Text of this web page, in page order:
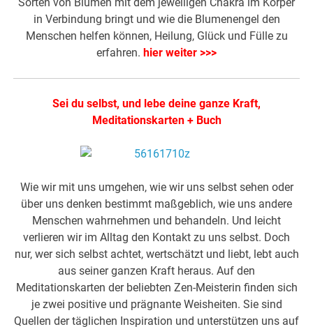
in Verbindung bringt und wie die Blumenengel den
Menschen helfen können, Heilung, Glück und Fülle zu
erfahren. hier weiter >>>
Sei du selbst, und lebe deine ganze Kraft,
Meditationskarten + Buch
Wie wir mit uns umgehen, wie wir uns selbst sehen oder
über uns denken bestimmt maßgeblich, wie uns andere
Menschen wahrnehmen und behandeln. Und leicht
verlieren wir im Alltag den Kontakt zu uns selbst. Doch
nur, wer sich selbst achtet, wertschätzt und liebt, lebt auch
aus seiner ganzen Kraft heraus. Auf den
Meditationskarten der beliebten Zen-Meisterin finden sich
je zwei positive und prägnante Weisheiten. Sie sind
Quellen der täglichen Inspiration und unterstützen uns auf